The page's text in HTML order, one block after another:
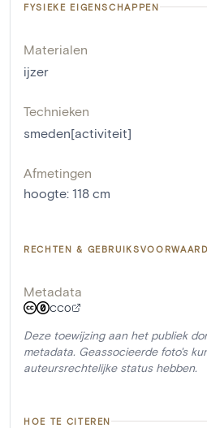
FYSIEKE EIGENSCHAPPEN
Materialen
ijzer
Technieken
smeden[activiteit]
Afmetingen
hoogte: 118 cm
RECHTEN &
Metadata
CC0
Deze toewijzing aan het publiek
metadata. Geassocieerde foto's
auteursrechtelijke status hebben.
HOE TE CITEREN